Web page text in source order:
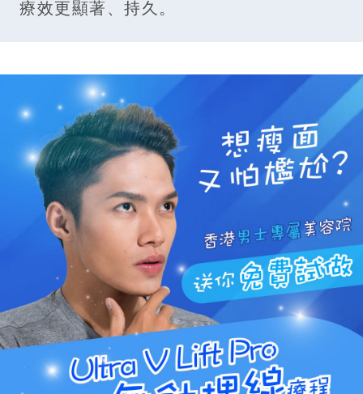
療效更顯著、持久。